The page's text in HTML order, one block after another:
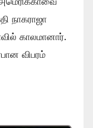
நாகராஜா
காலமானார்.
விபரம்